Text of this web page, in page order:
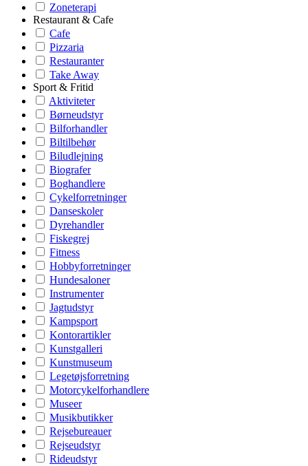
Zoneterapi
Restaurant & Cafe
Cafe
Pizzaria
Restauranter
Take Away
Sport & Fritid
Aktiviteter
Børneudstyr
Bilforhandler
Biltilbehør
Biludlejning
Biografer
Boghandlere
Cykelforretninger
Danseskoler
Dyrehandler
Fiskegrej
Fitness
Hobbyforretninger
Hundesaloner
Instrumenter
Jagtudstyr
Kampsport
Kontorartikler
Kunstgalleri
Kunstmuseum
Legetøjsforretning
Motorcykelforhandlere
Museer
Musikbutikker
Rejsebureauer
Rejseudstyr
Rideudstyr